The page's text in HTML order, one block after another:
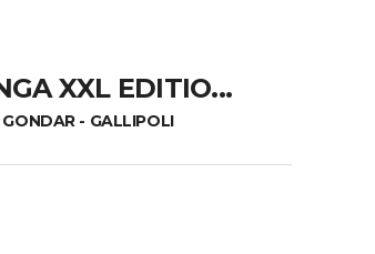
XXL EDITIO...
- GALLIPOLI